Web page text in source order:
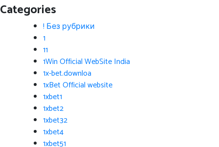
Categories
! Без рубрики
1
11
1Win Official WebSite India
1x-bet.downloa
1xBet Official website
1xbet1
1xbet2
1xbet32
1xbet4
1xbet51